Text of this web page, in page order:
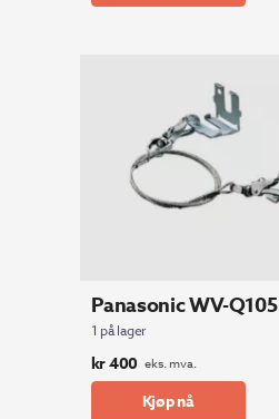
Panasonic WV-Q105
1 på lager
kr400 eks. mva.
Kjøp nå